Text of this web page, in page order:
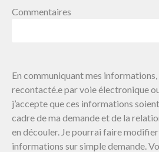
Commentaires
En communiquant mes informations,
recontacté.e par voie électronique
j’accepte que ces informations
cadre de ma demande et de la
en découler. Je pourrai faire
informations sur simple demande.